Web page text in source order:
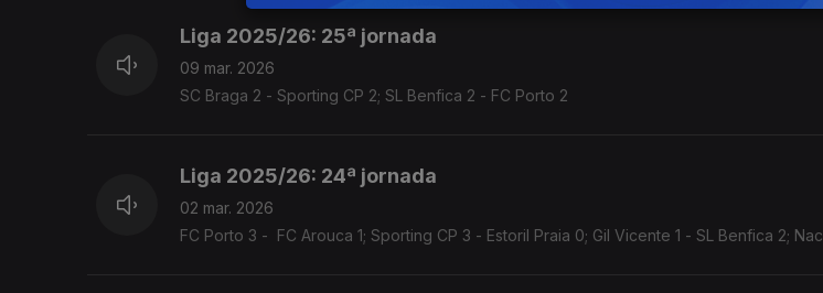
Liga 2025/26: 25ª jornada
09 mar. 2026
SC Braga 2 - Sporting CP 2; SL Benfica 2 - FC Porto 2
Liga 2025/26: 24ª jornada
02 mar. 2026
FC Porto 3 - FC Arouca 1; Sporting CP 3 - Estoril Praia 0; Gil Vicente 1 - SL Benfica 2;